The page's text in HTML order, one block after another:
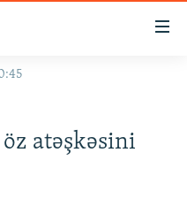
atəşkəsini